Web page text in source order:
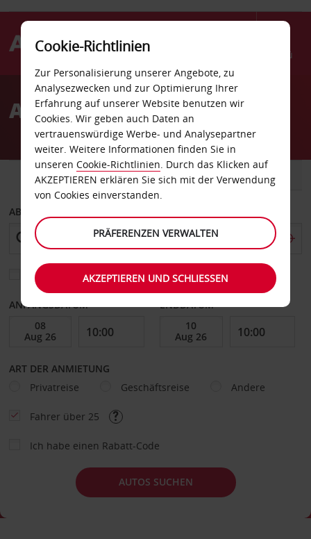
Menü
AvisAutovermietung Tarzana
FAHRZEUG TRANSPORTER
ABHOLEN VON
Eine andere Rückgabestation auswählen
ANFANGSDATUM ENDDATUM
ART DER ANMIETUNG
Privatreise
Geschäftsreise Andere
Fahrer über 25
Ich habe einen Rabatt-Code
AUTOS SUCHEN
Cookie-Richtlinien
Zur Personalisierung unserer Angebote, zu
Analysezwecken und zur Optimierung Ihrer
Erfahrung auf unserer Website benutzen wir
Cookies. Wir geben auch Daten an
vertrauenswürdige Werbe- und Analysepartner
weiter. Weitere Informationen finden Sie in
unseren Cookie-Richtlinien. Durch das Klicken auf
AKZEPTIEREN erklären Sie sich mit der Verwendung
von Cookies einverstanden.
PRÄFERENZEN VERWALTEN
AKZEPTIEREN UND SCHLIESSEN